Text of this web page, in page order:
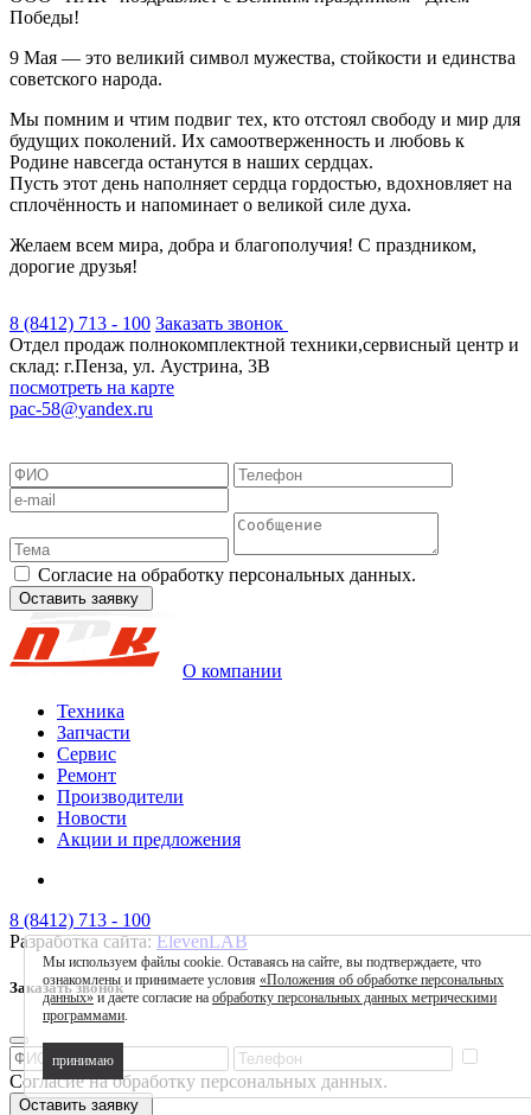
Победы!
9 Мая — это великий символ мужества, стойкости и единства
советского народа.
Мы помним и чтим подвиг тех, кто отстоял свободу и мир для
будущих поколений. Их самоотверженность и любовь к
Родине навсегда останутся в наших сердцах.
Пусть этот день наполняет сердца гордостью, вдохновляет на
сплочённость и напоминает о великой силе духа.
Желаем всем мира, добра и благополучия! С праздником,
дорогие друзья!
8 (8412) 713 - 100 Заказать звонок
Отдел продаж полнокомплектной техники,сервисный центр и
склад: г.Пенза, ул. Аустрина, 3В
посмотреть на карте
pac-58@yandex.ru
Согласие на обработку персональных данных.
Оставить заявку
О компании
Техника
Запчасти
Сервис
Ремонт
Производители
Новости
Акции и предложения
8 (8412) 713 - 100
Разработка сайта:ElevenLAB
Заказать звонок
Согласие на обработку персональных данных.
Оставить заявку
Мы используем файлы cookie. Оставаясь на сайте, вы подтверждаете, что
ознакомлены и принимаете условия «Положения об обработке персональных
данных»и даете согласие на обработку персональных данных метрическими
программами.
принимаю